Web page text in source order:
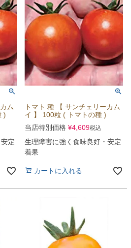
ム
)
定
トマト 種 【 サンチェリーカム
イ 】 100粒 ( トマトの種 )
当店特別価格 ¥4,609税込
生理障害に強く食味良好・安定
着果
カートに入れる